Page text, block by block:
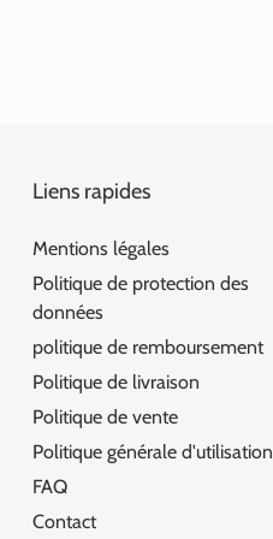
Liens rapides
Mentions légales
Politique de protection des
données
politique de remboursement
Politique de livraison
Politique de vente
Politique générale d'utilisation
FAQ
Contact